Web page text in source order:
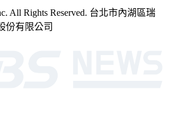
All Rights Reserved. 台北市內湖區瑞
份有限公司